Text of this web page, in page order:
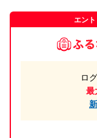
エント
ロ
最